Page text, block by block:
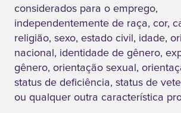
considerados para o emprego,
independentemente de raça, cor,
religião, sexo, estado civil, idade,
nacional, identidade de gênero,
gênero, orientação sexual,
status de deficiência, status de
ou qualquer outra característica